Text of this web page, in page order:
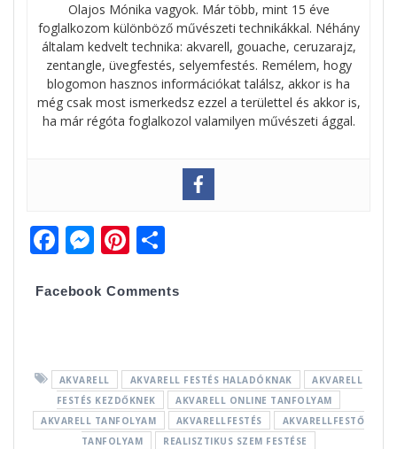
Olajos Mónika vagyok. Már több, mint 15 éve
foglalkozom különböző művészeti technikákkal. Néhány
általam kedvelt technika: akvarell, gouache, ceruzarajz,
zentangle, üvegfestés, selyemfestés. Remélem, hogy
blogomon hasznos információkat találsz, akkor is ha
még csak most ismerkedsz ezzel a területtel és akkor is,
ha már régóta foglalkozol valamilyen művészeti ággal.
F
e
o
k
M
ss
g
er
Pi
er za
g
Facebook Comments
AKVARELL AKVARELL FESTÉS HALADÓKNAK
AKVARELL
FESTÉS KEZDŐKNEK
AKVARELL ONLINE TANFOLYAM
AKVARELL TANFOLYAM
AKVARELLFESTÉS
AKVARELLFESTŐ
TANFOLYAM
REALISZTIKUS SZEM FESTÉSE